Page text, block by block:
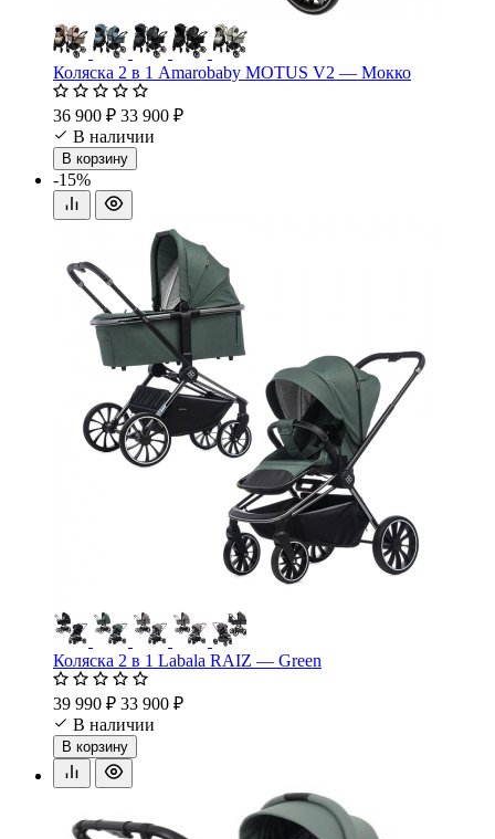
Коляска 2 в 1 Amarobaby MOTUS V2 — Мокко
36 900 ₽ 33 900 ₽
В наличии
В корзину
-15%
Коляска 2 в 1 Labala RAIZ — Green
39 990 ₽ 33 900 ₽
В наличии
В корзину